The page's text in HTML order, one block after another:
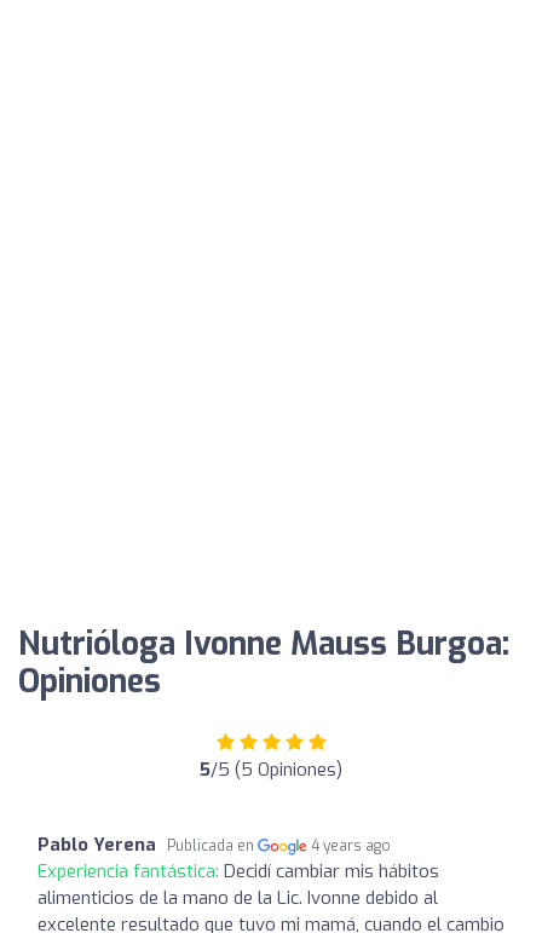
Nutrióloga Ivonne Mauss Burgoa:
Opiniones
5/5 (5 Opiniones)
Pablo Yerena Publicada en 4 years ago
Experiencia fantástica: Decidí cambiar mis hábitos
alimenticios de la mano de la Lic. Ivonne debido al
excelente resultado que tuvo mi mamá, cuando el cambio